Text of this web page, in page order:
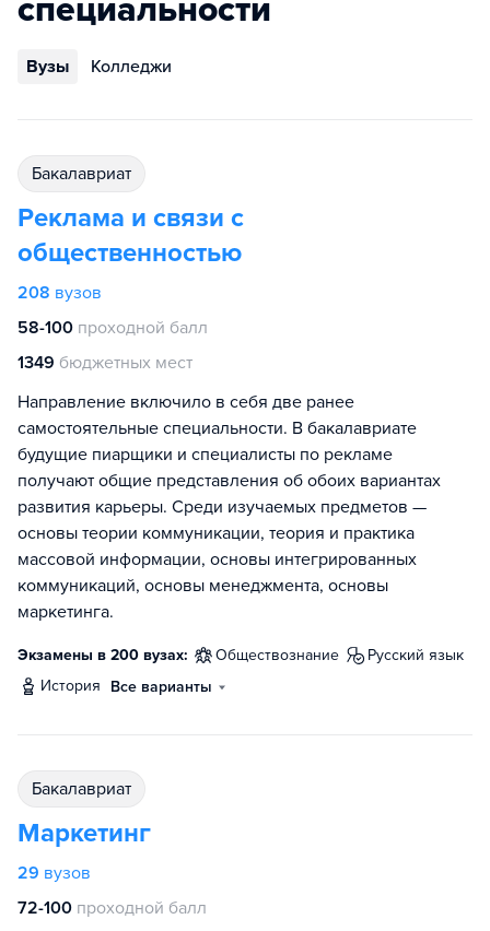
специальности
Вузы Колледжи
бакалавриат
Реклама и связи с
общественностью
208 вузов
58-100 проходной балл
1349 бюджетных мест
Направление включило в себя две ранее
самостоятельные специальности. В бакалавриате
будущие пиарщики и специалисты по рекламе
получают общие представления об обоих вариантах
развития карьеры. Среди изучаемых предметов —
основы теории коммуникации, теория и практика
массовой информации, основы интегрированных
коммуникаций, основы менеджмента, основы
маркетинга.
Экзамены в 200 вузах: обществознание
русский язык
история
Все варианты
бакалавриат
Маркетинг
29 вузов
72-100 проходной балл